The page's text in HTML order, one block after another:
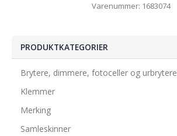
Varenummer: 1683074
PRODUKTKATEGORIER
Brytere, dimmere, fotoceller og urbrytere
Klemmer
Merking
Samleskinner